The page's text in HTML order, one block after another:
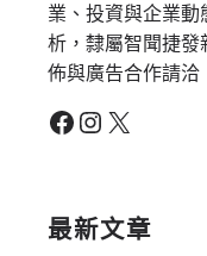
業、投資與企業
析，隸屬智聞捷
佈與廣告合作請洽
Facebook Instagram X
最新文章